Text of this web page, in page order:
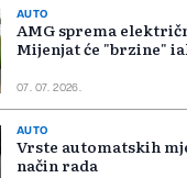
AUTO
AMG sprema
Mijenjat će "brzine"
07. 07. 2026.
AUTO
Vrste automatskih
način rada